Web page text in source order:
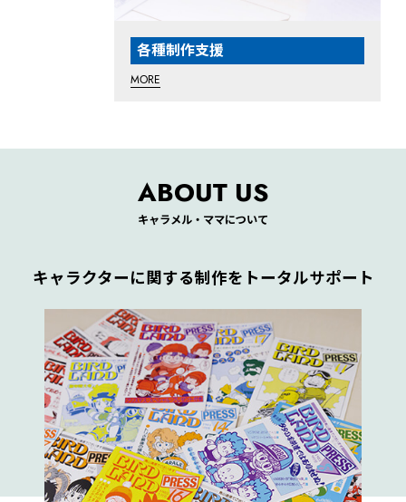
各種制作支援
MORE
ABOUT US
キャラメル・ママについて
キャラクターに関する制作をトータルサポート